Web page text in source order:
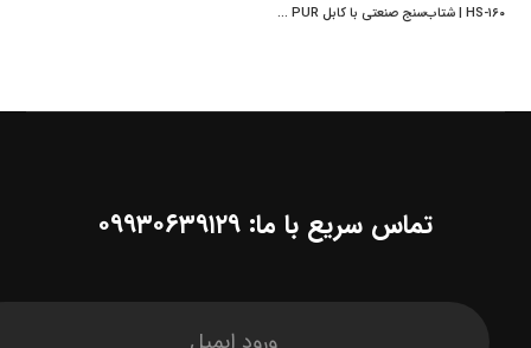
HS-۱۶۰ | شتاب‌سنج صنعتی با کابل PUR یکپارچه و خروجی از بالا | Hansford Sensors | پایش بسامد اوکسین
تماس سریع با ما: ۰۹۹۳۰۶۳۹۱۲۹